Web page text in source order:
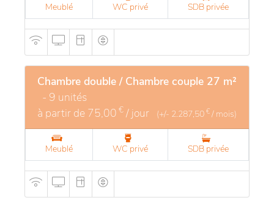
Meublé WC privé SDB privée
Chambre double / Chambre couple 27 m²
- 9 unités
à partir de 75,00 € / jour (+/- 2.287,50 € / mois)
Meublé WC privé SDB privée